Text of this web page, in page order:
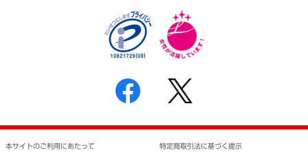
反社会的勢力に対する基本方針
書面による個人情報の開示等の請求の手続きについて
本サイトのご利用にあたって 特定商取引法に基づく提示